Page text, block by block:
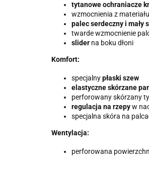
tytanowe ochraniacze
wzmocnienia z materiału
palec serdeczny i mały
twarde wzmocnienie
slider na boku dłoni
Komfort:
specjalnypłaski szew
elastyczne skórzane
perforowany skórzany
regulacja na rzepyw
specjalna skóra na
Wentylacja:
perforowana